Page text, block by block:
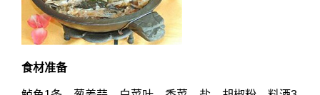
食材准备